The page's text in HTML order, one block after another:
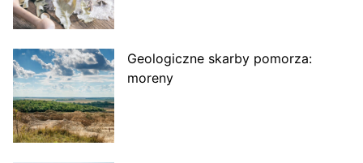
Geologiczne skarby pomorza:
moreny